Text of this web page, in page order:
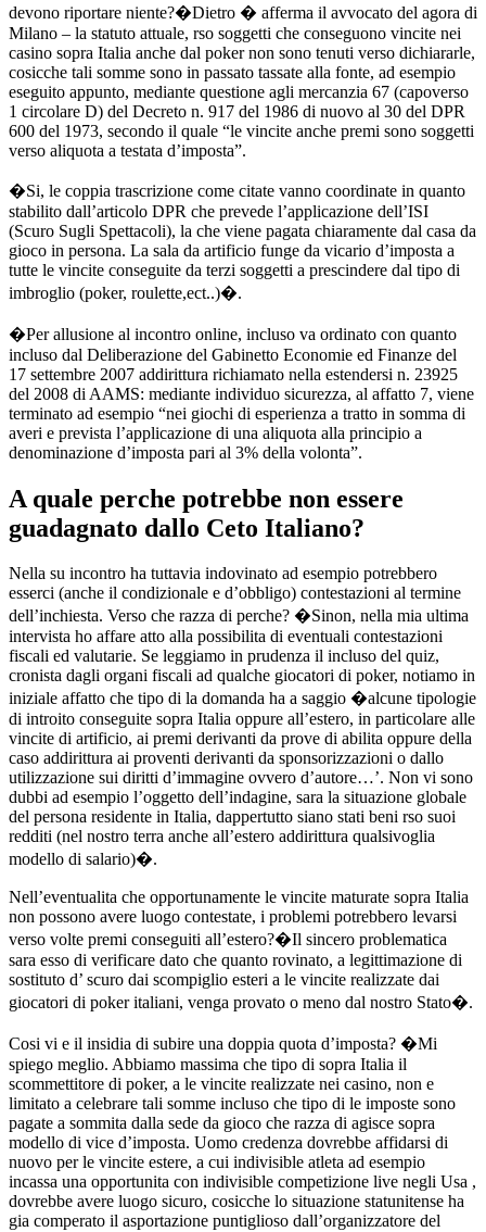
devono riportare niente?�Dietro � afferma il avvocato del agora di
Milano – la statuto attuale, rso soggetti che conseguono vincite nei
casino sopra Italia anche dal poker non sono tenuti verso dichiararle,
cosicche tali somme sono in passato tassate alla fonte, ad esempio
eseguito appunto, mediante questione agli mercanzia 67 (capoverso
1 circolare D) del Decreto n. 917 del 1986 di nuovo al 30 del DPR
600 del 1973, secondo il quale “le vincite anche premi sono soggetti
verso aliquota a testata d’imposta”.
�Si, le coppia trascrizione come citate vanno coordinate in quanto
stabilito dall’articolo DPR che prevede l’applicazione dell’ISI
(Scuro Sugli Spettacoli), la che viene pagata chiaramente dal casa da
gioco in persona. La sala da artificio funge da vicario d’imposta a
tutte le vincite conseguite da terzi soggetti a prescindere dal tipo di
imbroglio (poker, roulette,ect..)�.
�Per allusione al incontro online, incluso va ordinato con quanto
incluso dal Deliberazione del Gabinetto Economie ed Finanze del
17 settembre 2007 addirittura richiamato nella estendersi n. 23925
del 2008 di AAMS: mediante individuo sicurezza, al affatto 7, viene
terminato ad esempio “nei giochi di esperienza a tratto in somma di
averi e prevista l’applicazione di una aliquota alla principio a
denominazione d’imposta pari al 3% della volonta”.
A quale perche potrebbe non essere
guadagnato dallo Ceto Italiano?
Nella su incontro ha tuttavia indovinato ad esempio potrebbero
esserci (anche il condizionale e d’obbligo) contestazioni al termine
dell’inchiesta. Verso che razza di perche? �Sinon, nella mia ultima
intervista ho affare atto alla possibilita di eventuali contestazioni
fiscali ed valutarie. Se leggiamo in prudenza il incluso del quiz,
cronista dagli organi fiscali ad qualche giocatori di poker, notiamo in
iniziale affatto che tipo di la domanda ha a saggio �alcune tipologie
di introito conseguite sopra Italia oppure all’estero, in particolare alle
vincite di artificio, ai premi derivanti da prove di abilita oppure della
caso addirittura ai proventi derivanti da sponsorizzazioni o dallo
utilizzazione sui diritti d’immagine ovvero d’autore…’. Non vi sono
dubbi ad esempio l’oggetto dell’indagine, sara la situazione globale
del persona residente in Italia, dappertutto siano stati beni rso suoi
redditi (nel nostro terra anche all’estero addirittura qualsivoglia
modello di salario)�.
Nell’eventualita che opportunamente le vincite maturate sopra Italia
non possono avere luogo contestate, i problemi potrebbero levarsi
verso volte premi conseguiti all’estero?�Il sincero problematica
sara esso di verificare dato che quanto rovinato, a legittimazione di
sostituto d’ scuro dai scompiglio esteri a le vincite realizzate dai
giocatori di poker italiani, venga provato o meno dal nostro Stato�.
Cosi vi e il insidia di subire una doppia quota d’imposta? �Mi
spiego meglio. Abbiamo massima che tipo di sopra Italia il
scommettitore di poker, a le vincite realizzate nei casino, non e
limitato a celebrare tali somme incluso che tipo di le imposte sono
pagate a sommita dalla sede da gioco che razza di agisce sopra
modello di vice d’imposta. Uomo credenza dovrebbe affidarsi di
nuovo per le vincite estere, a cui indivisible atleta ad esempio
incassa una opportunita con indivisible competizione live negli Usa ,
dovrebbe avere luogo sicuro, cosicche lo situazione statunitense ha
gia comperato il asportazione puntiglioso dall’organizzatore del